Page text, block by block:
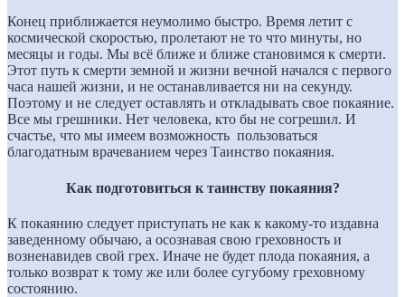
Конец приближается неумолимо быстро. Время летит с
космической скоростью, пролетают не то что минуты, но
месяцы и годы. Мы всё ближе и ближе становимся к смерти.
Этот путь к смерти земной и жизни вечной начался с первого
часа нашей жизни, и не останавливается ни на секунду.
Поэтому и не следует оставлять и откладывать свое покаяние.
Все мы грешники. Нет человека, кто бы не согрешил. И
счастье, что мы имеем возможность пользоваться
благодатным врачеванием через Таинство покаяния.
Как подготовиться к таинству покаяния?
К покаянию следует приступать не как к какому-то издавна
заведенному обычаю, а осознавая свою греховность и
возненавидев свой грех. Иначе не будет плода покаяния, а
только возврат к тому же или более сугубому греховному
состоянию.